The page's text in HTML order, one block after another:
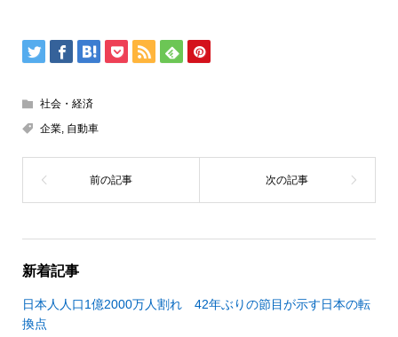
社会・経済
企業, 自動車
新着記事
日本人人口1億2000万人割れ 42年ぶりの節目が示す日本の転
換点